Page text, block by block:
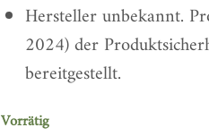
Hersteller unbekannt.
2024) der
bereitgestellt.
Vorrätig